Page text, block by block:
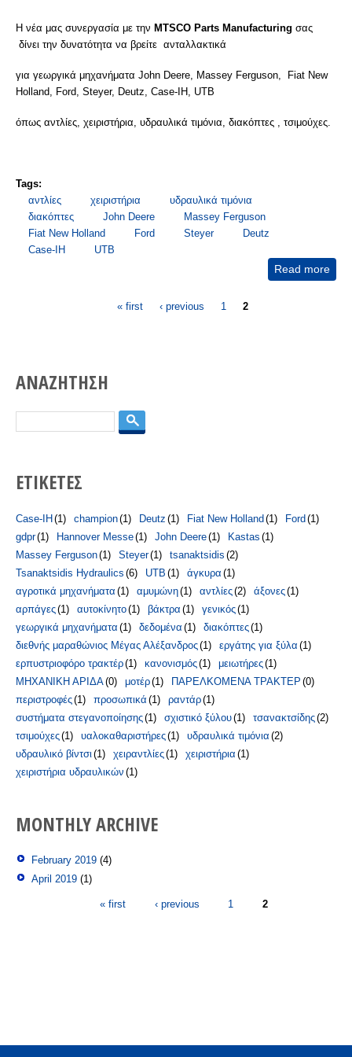
Η νέα μας συνεργασία με την MTSCO Parts Manufacturing σας
δίνει την δυνατότητα να βρείτε ανταλλακτικά
για γεωργικά μηχανήματα John Deere, Massey Ferguson, Fiat New
Holland, Ford, Steyer, Deutz, Case-IH, UTB
όπως αντλίες, χειριστήρια, υδραυλικά τιμόνια, διακόπτες , τσιμούχες.
Tags:
αντλίες
χειριστήρια
υδραυλικά τιμόνια
διακόπτες
John Deere
Massey Ferguson
Fiat New Holland
Ford Steyer
Deutz
Case-IH
UTB
Read more
« first ‹ previous 1 2
ΑΝΑΖΗΤΗΣΗ
ΕΤΙΚΕΤΕΣ
Case-IH (1) champion(1) Deutz (1) Fiat New Holland (1) Ford (1)
gdpr(1) Hannover Messe(1) John Deere(1) Kastas (1)
Massey Ferguson(1) Steyer(1) tsanaktsidis (2)
Tsanaktsidis Hydraulics (6) UTB (1) άγκυρα (1)
αγροτικά μηχανήματα (1) αμυμώνη(1) αντλίες(2) άξονες(1)
αρπάγες(1) αυτοκίνητο(1) βάκτρα (1) γενικός(1)
γεωργικά μηχανήματα (1) δεδομένα (1) διακόπτες(1)
διεθνής μαραθώνιος Μέγας Αλέξανδρος(1) εργάτης για ξύλα (1)
ερπυστριοφόρο τρακτέρ(1) κανονισμός(1) μειωτήρες(1)
ΜΗΧΑΝΙΚΗ ΑΡΙΔΑ(0) μοτέρ(1) ΠΑΡΕΛΚΟΜΕΝΑ ΤΡΑΚΤΕΡ (0)
περιστροφές(1) προσωπικά (1) ραντάρ(1)
συστήματα στεγανοποίησης(1) σχιστικό ξύλου(1) τσανακτσίδης(2)
τσιμούχες(1) υαλοκαθαριστήρες(1) υδραυλικά τιμόνια (2)
υδραυλικό βίντσι(1) χειραντλίες(1) χειριστήρια (1)
χειριστήρια υδραυλικών (1)
MONTHLY ARCHIVE
February 2019(4)
April 2019(1)
« first ‹ previous 1 2